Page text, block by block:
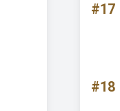
#17
#18